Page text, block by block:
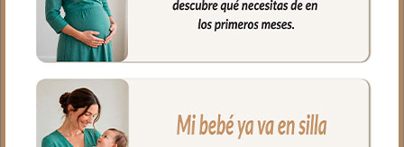
La cremallera del bolso siempre a tono y
muy larga para tener un mejor acceso al
interior del bolso.
El interior siempre en tejido blanco e
impermeable con bolsillos en todos los
laterales para poder llevar todo